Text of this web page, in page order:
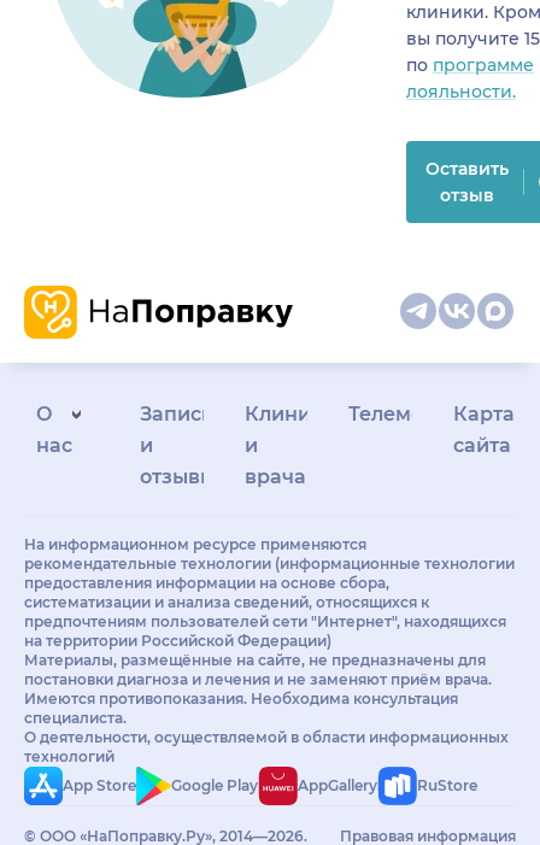
клиники.
вы получите
по программе
лояльности.
Оставить
отзыв
О
нас
Запись
и
отзывы
Клиникам
и
врачам
Телемедицина
Карта
сайта
На информационном ресурсе применяются
рекомендательные технологии (информационные технологии
предоставления информации на основе сбора,
систематизации и анализа сведений, относящихся к
предпочтениям пользователей сети "Интернет", находящихся
на территории Российской Федерации)
Материалы, размещённые на сайте, не предназначены для
постановки диагноза и лечения и не заменяют приём врача.
Имеются противопоказания. Необходима консультация
специалиста.
О деятельности, осуществляемой в области информационных
технологий
App Store
Google Play AppGallery RuStore
© ООО «НаПоправку.Ру», 2014—2026.
Правовая информация